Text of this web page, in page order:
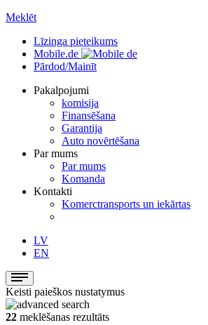
Meklēt
Līzinga pieteikums
Mobile.de
Pārdod/Mainīt
Pakalpojumi
komisija
Finansēšana
Garantija
Auto novērtēšana
Par mums
Par mums
Komanda
Kontakti
Komerctransports un iekārtas
LV
EN
Keisti paieškos nustatymus
22 meklēšanas rezultāts